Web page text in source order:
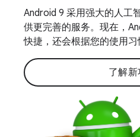
Android 9 采用强大的人工
供更完善的服务。现在，
快捷，还会根据您的使用习
了解